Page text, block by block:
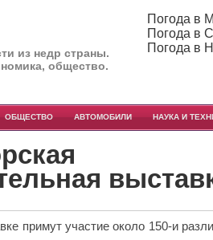
из недр страны.
общество.
Погода в
Погода в
Погода в
ОБЩЕСТВО АВТОМОБИЛИ НАУКА И
примут участие около 150-и